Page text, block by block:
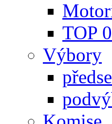
TOP
Výbory